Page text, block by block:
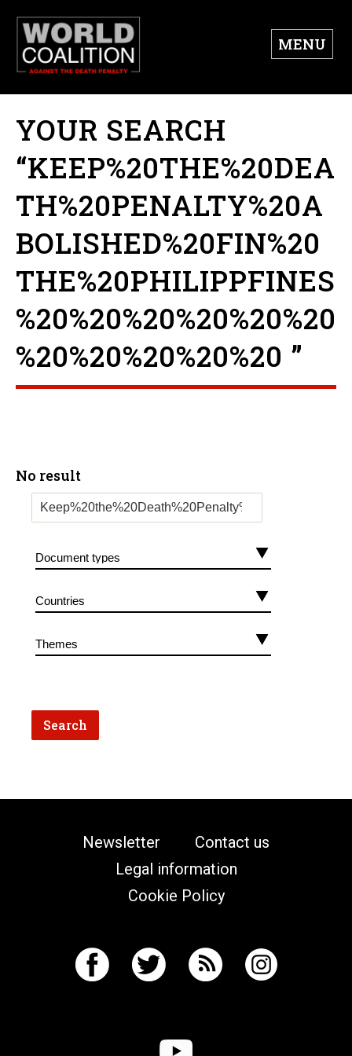
MENU
YOUR SEARCH
“KEEP%20THE%20DEA
TH%20PENALTY%20A
BOLISHED%20FIN%20
THE%20PHILIPPFINES
%20%20%20%20%20%20
%20%20%20%20%20 ”
No result
Newsletter
Contact us
Legal information
Cookie Policy